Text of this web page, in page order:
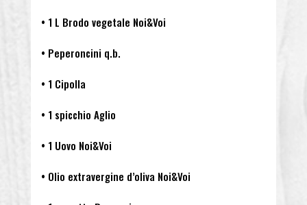
• 1 L Brodo vegetale Noi&Voi
• Peperoncini q.b.
• 1 Cipolla
• 1 spicchio Aglio
• 1 Uovo Noi&Voi
• Olio extravergine d’oliva Noi&Voi